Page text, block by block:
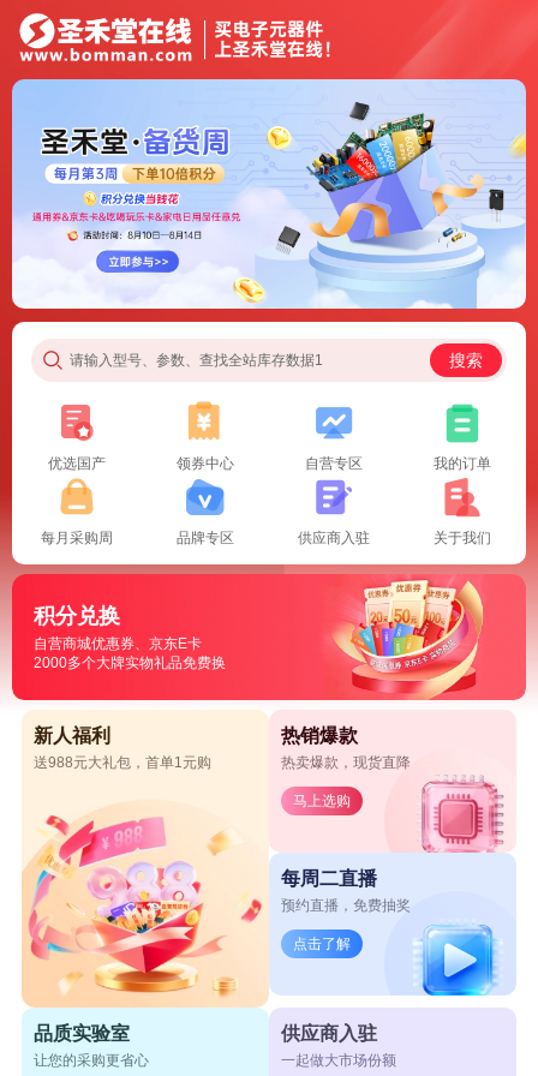
请输入型号、参数、查找全站库存数据1 搜索
优选国产 领券中心 自营专区 我的订单
每月采购周 品牌专区 供应商入驻 关于我们
积分兑换
自营商城优惠券、京东E卡
2000多个大牌实物礼品免费换
新人福利
送988元大礼包，首单1元购
热销爆款
热卖爆款，现货直降
马上选购
每周二直播
预约直播，免费抽奖
点击了解
品质实验室
让您的采购更省心
供应商入驻
一起做大市场份额